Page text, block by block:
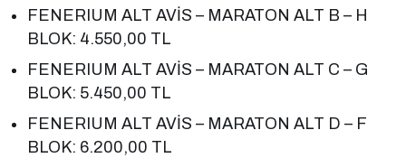
FENERIUM ALT AVİS – MARATON ALT B – H
BLOK: 4.550,00 TL
FENERIUM ALT AVİS – MARATON ALT C – G
BLOK: 5.450,00 TL
FENERIUM ALT AVİS – MARATON ALT D – F
BLOK: 6.200,00 TL